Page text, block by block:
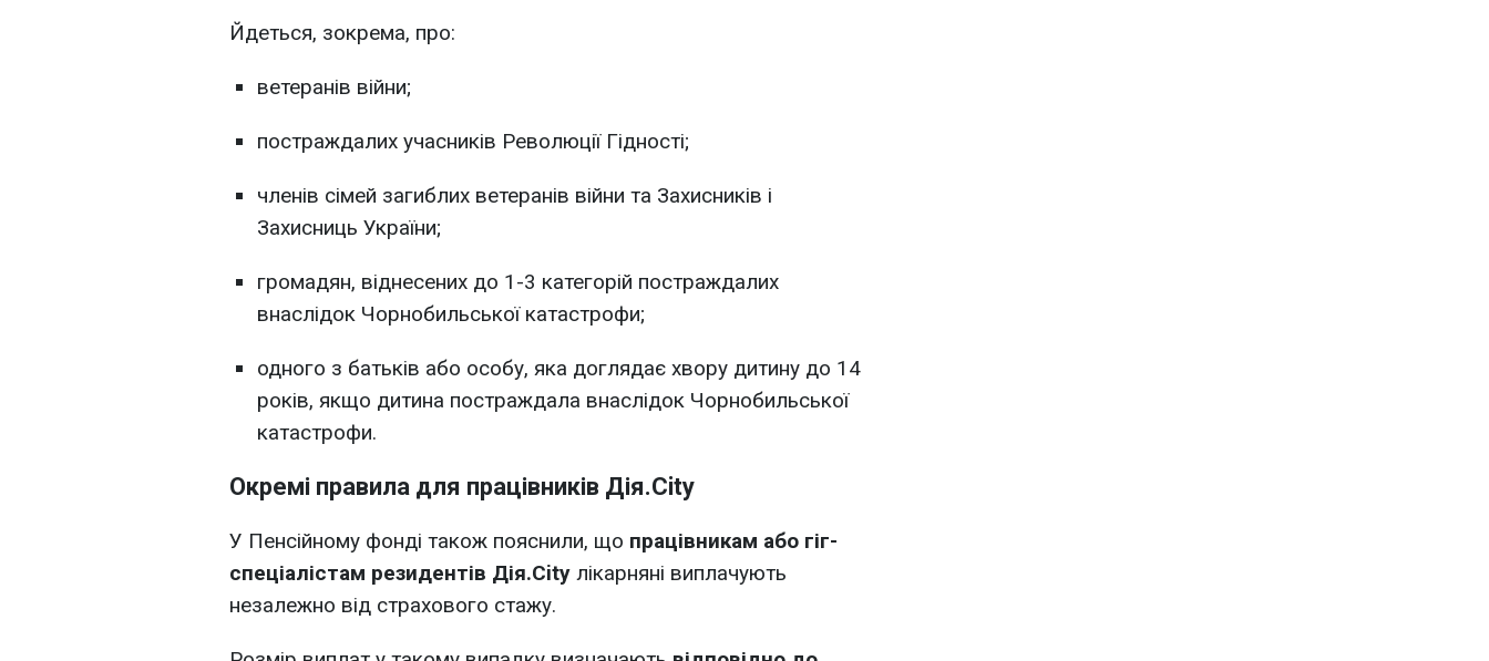
Йдеться, зокрема, про:
ветеранів війни;
постраждалих учасників Революції Гідності;
членів сімей загиблих ветеранів війни та Захисників і
Захисниць України;
громадян, віднесених до 1-3 категорій постраждалих
внаслідок Чорнобильської катастрофи;
одного з батьків або особу, яка доглядає хвору дитину до 14
років, якщо дитина постраждала внаслідок Чорнобильської
катастрофи.
Окремі правила для працівників Дія.City
У Пенсійному фонді також пояснили, що працівникам або гіг-
спеціалістам резидентів Дія.City лікарняні виплачують
незалежно від страхового стажу.